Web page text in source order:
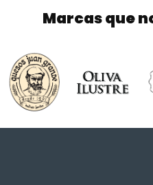
Marcas que